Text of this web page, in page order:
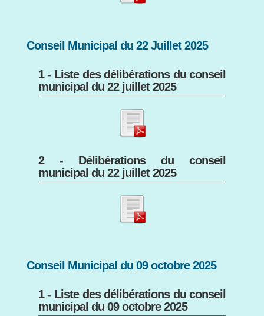
Conseil Municipal du 22 Juillet 2025
1 - Liste des délibérations du conseil
municipal du 22 juillet 2025
2 - Délibérations du conseil
municipal du 22 juillet 2025
Conseil Municipal du 09 octobre 2025
1 - Liste des délibérations du conseil
municipal du 09 octobre 2025